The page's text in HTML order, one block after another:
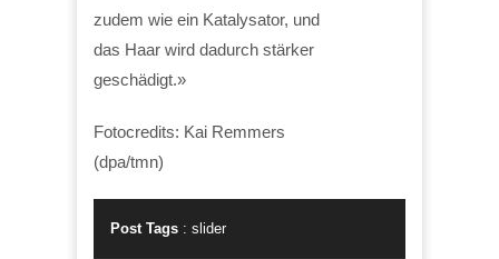
zudem wie ein Katalysator, und
das Haar wird dadurch stärker
geschädigt.»
Fotocredits: Kai Remmers
(dpa/tmn)
Post Tags : slider